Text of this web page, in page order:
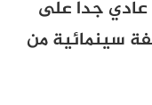
عادي جدا على
سينمائية من